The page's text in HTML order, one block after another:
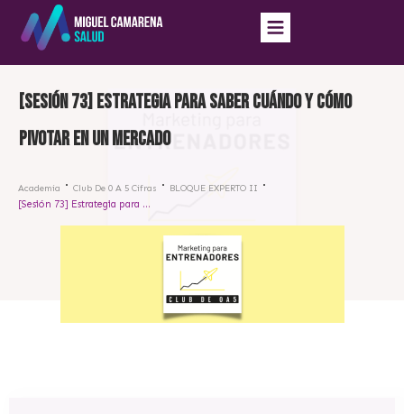
[Sesión 73] Estrategia para saber cuándo y cómo
pivotar en un mercado
Academia Club De 0 A 5 Cifras BLOQUE EXPERTO II
[Sesión 73] Estrategia para saber cuándo y cómo pivotar en un mercado